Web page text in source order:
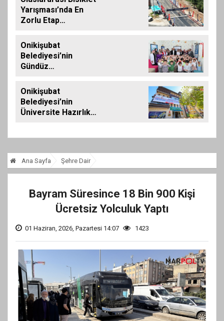
Yarışması’nda En
Zorlu Etap
Onikişubat
Belediyesi’nin
Gündüz
dönemin ön kayıtları
başladı
Onikişubat
Belediyesi’nin
Üniversite Hazırlık
Ana Sayfa Şehre Dair
Bayram Süresince 18 Bin 900 Kişi
Ücretsiz Yolculuk Yaptı
01 Haziran, 2026, Pazartesi 14:07 1423